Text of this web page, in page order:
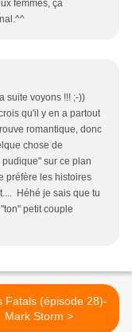
femmes, ça
suite voyons !!! ;-))
qu'il y en a partout
romantique, donc
chose de
sur ce plan
préfère les histoires
Héhé je sais que tu
petit couple
Fatals (épisode 28)-
Mark Storm >